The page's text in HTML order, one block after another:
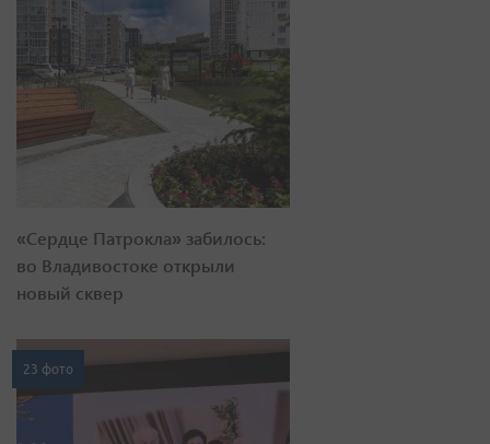
«Сердце Патрокла» забилось:
во Владивостоке открыли
новый сквер
23 фото